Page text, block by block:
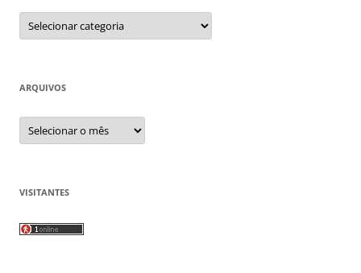
Categorias
ARQUIVOS
Arquivos
VISITANTES